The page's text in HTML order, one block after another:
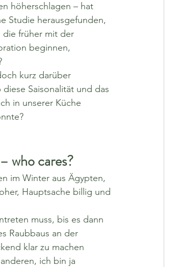
höherschlagen – hat
Studie herausgefunden,
die früher mit der
beginnen,
kurz darüber
Saisonalität und das
in unserer Küche
who cares?
im Winter aus Ägypten,
Hauptsache billig und
muss, bis es dann
Raubbaus an der
klar zu machen
ich bin ja